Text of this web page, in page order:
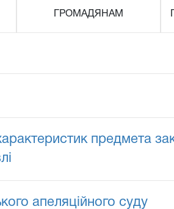
ГРОМАДЯНАМ
предмета
апеляційного суду